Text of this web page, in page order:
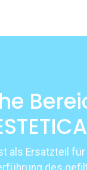
als Ersatzteil für
des